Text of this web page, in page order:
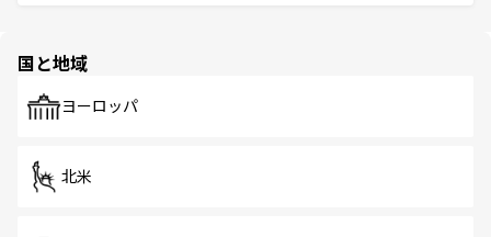
で、ホーカーズは地元の風情を楽しめる外せないスポット
国と地域
ヨーロッパ
北米